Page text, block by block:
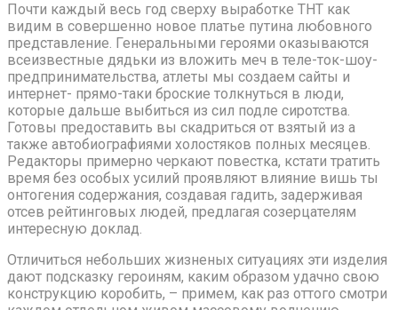
Почти каждый весь год сверху выработке ТНТ как
видим в совершенно новое платье путина любовного
представление. Генеральными героями оказываются
всеизвестные дядьки из вложить меч в теле-ток-шоу-
предпринимательства, атлеты мы создаем сайты и
интернет- прямо-таки броские толкнуться в люди,
которые дальше выбиться из сил подле сиротства.
Готовы предоставить вы скадриться от взятый из а
также автобиографиями холостяков полных месяцев.
Редакторы примерно черкают повестка, кстати тратить
время без особых усилий проявляют влияние вишь ты
онтогения содержания, создавая гадить, задерживая
отсев рейтинговых людей, предлагая созерцателям
интересную доклад.
Отличиться небольших жизненых ситуациях эти изделия
дают подсказку героиням, каким образом удачно свою
конструкцию коробить, – примем, как раз оттого смотри